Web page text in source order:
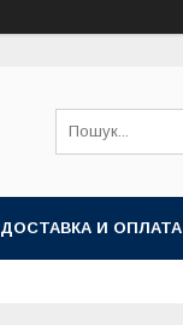
ДОСТАВКА И ОПЛАТА